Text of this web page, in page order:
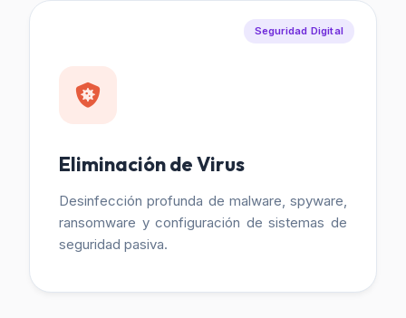
Seguridad Digital
Eliminación de Virus
Desinfección profunda de malware, spyware,
ransomware y configuración de sistemas de
seguridad pasiva.